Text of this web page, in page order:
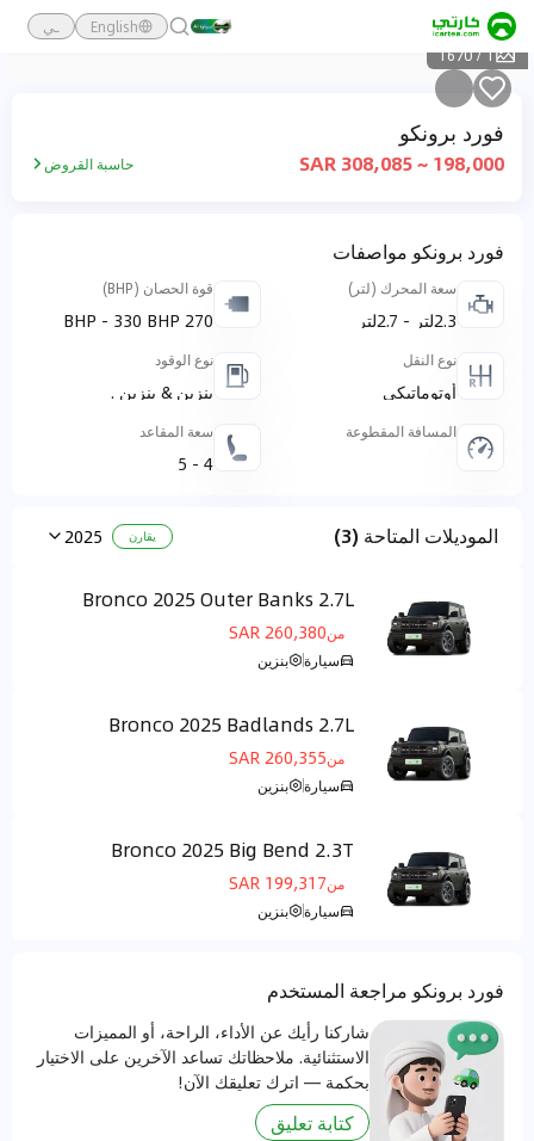
English
ـي
1
/
1670
فورد برونكو
198,000 ~ 308,085 SAR حاسبة القروض
فورد برونكو مواصفات
سعة المحرك (لتر)
2.3لتر - 2.7لتر
قوة الحصان (BHP)
270 BHP - 330 BHP
نوع النقل
أوتوماتيكي
نوع الوقود
بنزين & بنزين .
المسافة المقطوعة سعة المقاعد
4 - 5
الموديلات المتاحة (3) يقارن 2025
Bronco 2025 Outer Banks 2.7L
من260,380 SAR
سيارة بنزين
Bronco 2025 Badlands 2.7L
من260,355 SAR
سيارة بنزين
Bronco 2025 Big Bend 2.3T
من199,317 SAR
سيارة بنزين
فورد برونكو مراجعة المستخدم
شاركنا رأيك عن الأداء، الراحة، أو المميزات
الاستثنائية. ملاحظاتك تساعد الآخرين على الاختيار
بحكمة — اترك تعليقك الآن!
كتابة تعليق